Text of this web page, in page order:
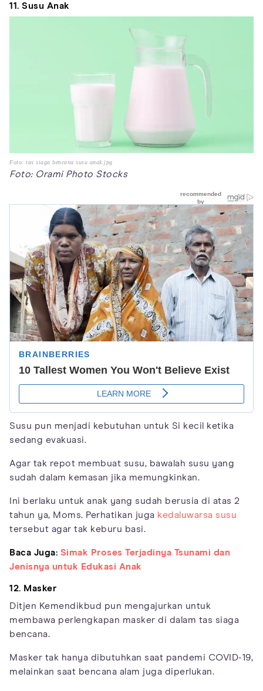
11. Susu Anak
Foto: tas siaga bencana susu anak.jpg
Foto: Orami Photo Stocks
Susu pun menjadi kebutuhan untuk Si kecil ketika
sedang evakuasi.
Agar tak repot membuat susu, bawalah susu yang
sudah dalam kemasan jika memungkinkan.
Ini berlaku untuk anak yang sudah berusia di atas 2
tahun ya, Moms. Perhatikan juga kedaluwarsa susu
tersebut agar tak keburu basi.
Baca Juga: Simak Proses Terjadinya Tsunami dan
Jenisnya untuk Edukasi Anak
12. Masker
Ditjen Kemendikbud pun mengajurkan untuk
membawa perlengkapan masker di dalam tas siaga
bencana.
Masker tak hanya dibutuhkan saat pandemi COVID-19,
melainkan saat bencana alam juga diperlukan.